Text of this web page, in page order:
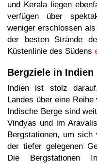
und Kerala liegen
verfügen über
weniger erschlossen
der besten Strände
Küstenlinie des Südens
Bergziele in Indien
Indien ist stolz
Landes über eine
Indische Berge sind
Vindyas und im
Bergstationen, um
der tiefer gelegenen
Die Bergstationen